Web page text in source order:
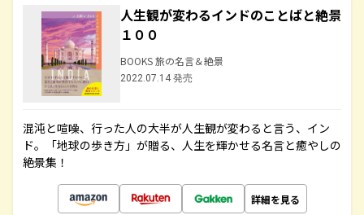
人生観が変わるインドのことばと絶景
１００
BOOKS 旅の名言＆絶景
2022.07.14 発売
混沌と喧噪、行った人の大半が人生観が変わると言う、イン
ド。「地球の歩き方」が贈る、人生を輝かせる名言と癒やしの
絶景集！
詳細を見る